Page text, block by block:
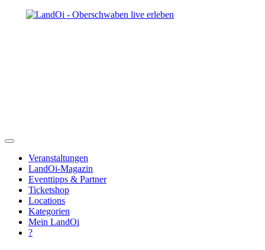
Veranstaltungen
LandOi-Magazin
Eventtipps & Partner
Ticketshop
Locations
Kategorien
Mein LandOi
?